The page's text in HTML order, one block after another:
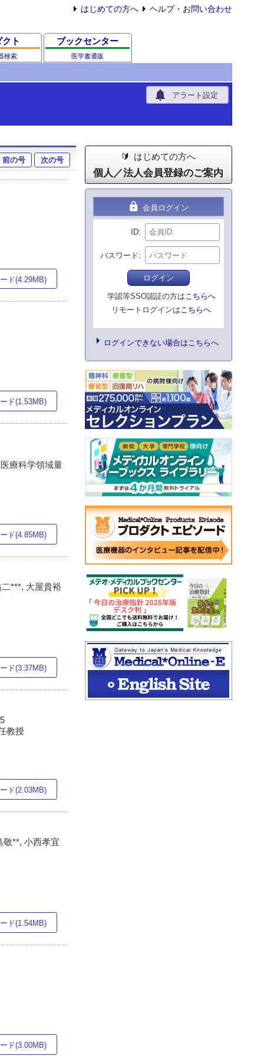
はじめての方へ ヘルプ・お問い合わせ
ト
検索
ブックセンター
医学書通販
notifications アラート設定
前の号 次の号
ド(4.29MB)
ド(1.53MB)
療科学領域量
ド(4.85MB)
***, 大屋貴裕
ド(3.37MB)
教授
ド(2.03MB)
敬**, 小西孝宜
ド(1.54MB)
ド(3.00MB)
はじめての方へ
個人／法人会員登録のご案内
lock 会員ログイン
ID
パスワード
ログイン
学認等SSO認証の方はこちらへ
リモートログインはこちらへ
ログインできない場合はこちらへ